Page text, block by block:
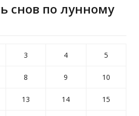
снов по лунному
3 4 5
8 9 10
13 14 15